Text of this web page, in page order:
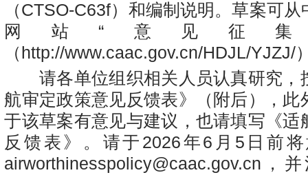
（CTSO-C63f）和编制说明。草案可
网站“意见征
（http://www.caac.gov.cn/HDJL/YJZJ/
请各单位组织相关人员认真研究，
航审定政策意见反馈表》（附后），此
于该草案有意见与建议，也请填写《适
反馈表》。请于2026年6月5日前
airworthinesspolicy@caac.gov.cn ，